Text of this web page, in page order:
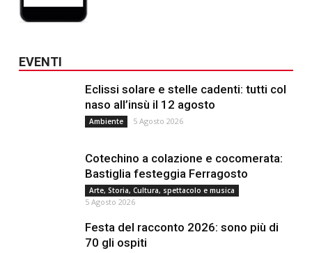
EVENTI
Eclissi solare e stelle cadenti: tutti col
naso all’insù il 12 agosto
Ambiente 5 Agosto 2026
Cotechino a colazione e cocomerata:
Bastiglia festeggia Ferragosto
Arte, Storia, Cultura, spettacolo e musica
5 Agosto 2026
Festa del racconto 2026: sono più di
70 gli ospiti